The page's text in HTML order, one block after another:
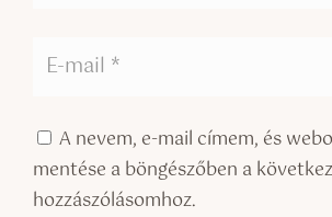
A nevem, e-mail címem, és
mentése a böngészőben a
hozzászólásomhoz.